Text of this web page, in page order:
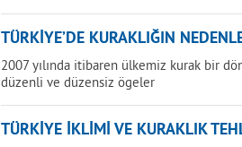
TÜRKİYE’DE KURAKLIĞIN
2007 yılında itibaren ülkemiz kurak bir
düzenli ve düzensiz ögeler
TÜRKİYE İKLİMİ VE KURAKLIK